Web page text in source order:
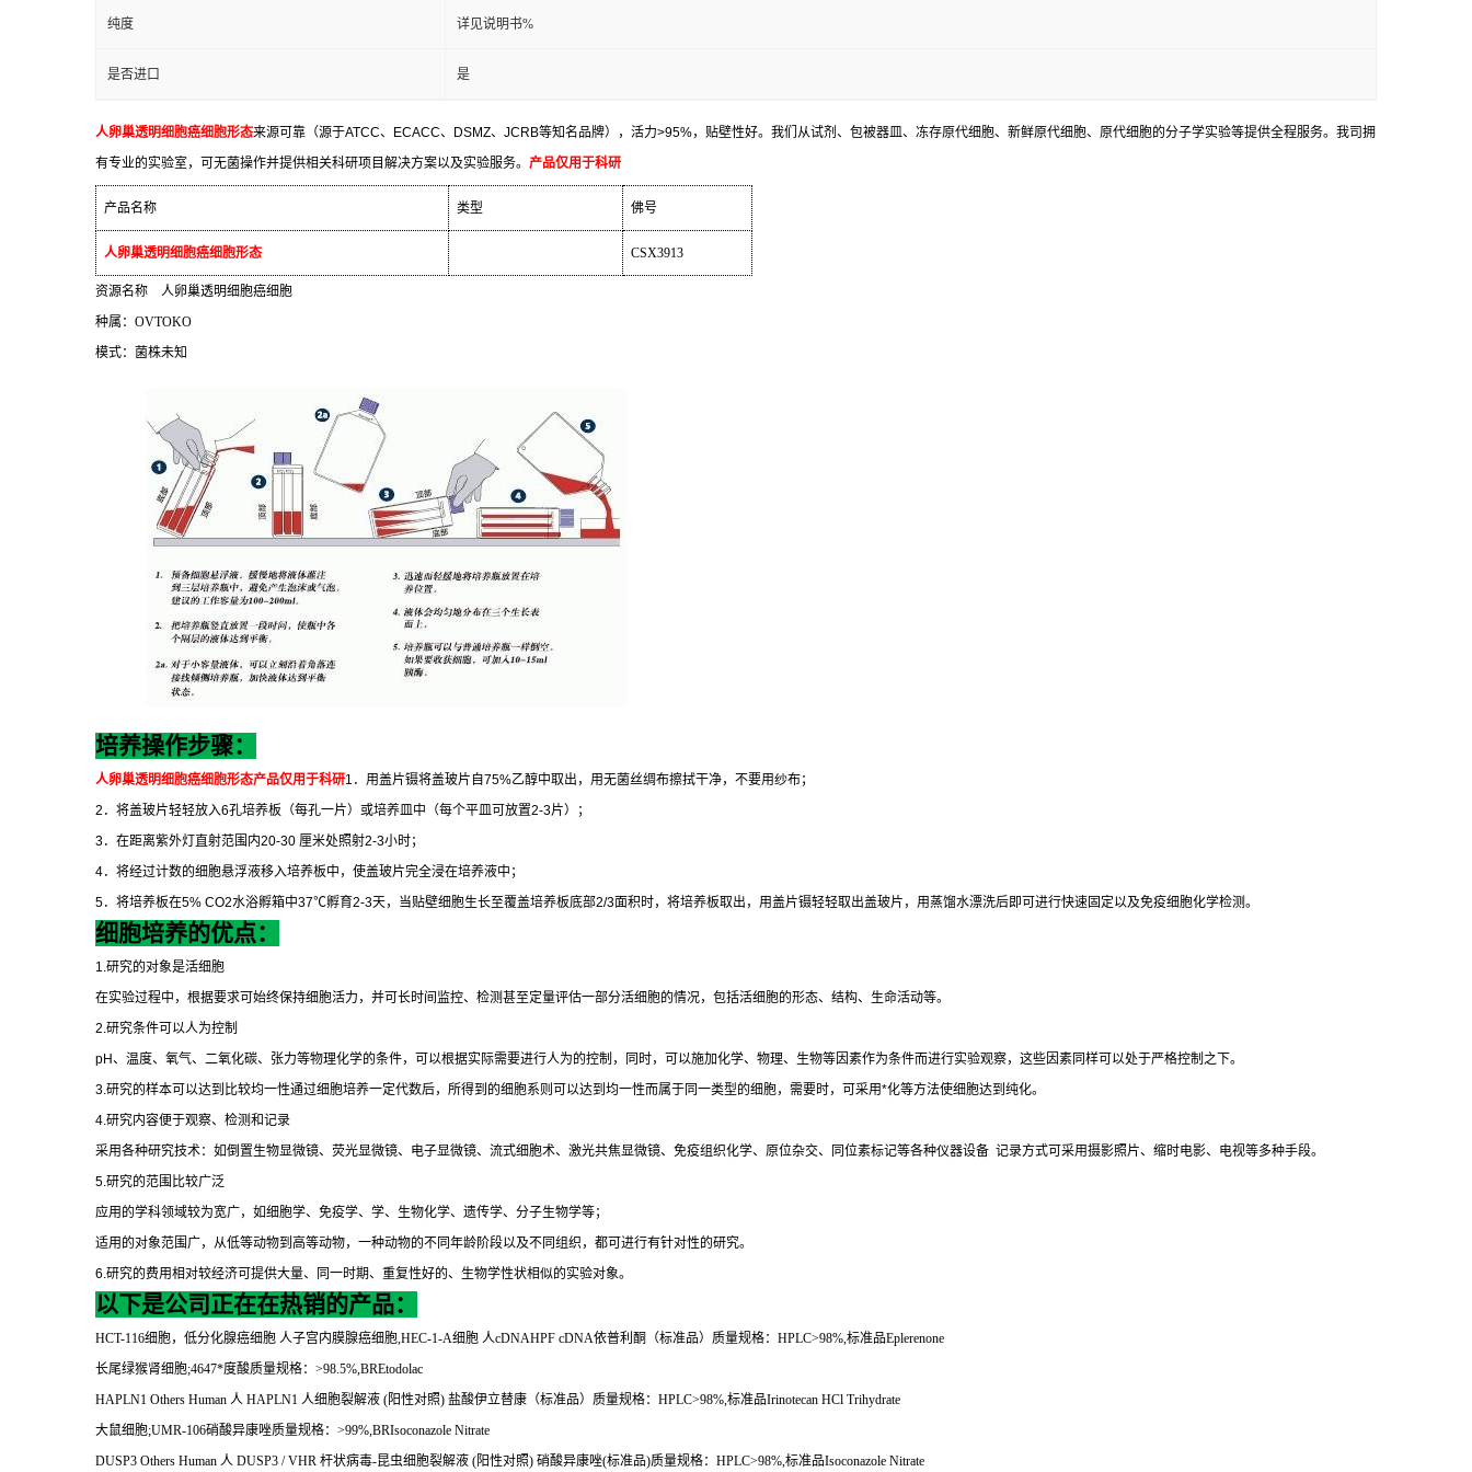
纯度 详见说明书%
是否进口 是
人卵巢透明细胞癌细胞形态来源可靠（源于ATCC、 ECACC、 DSMZ、 JCRB等知名品牌），活力>95%，贴壁性好。我们从试剂、包被器皿、冻存原代细胞、新鲜原代细胞、原代细胞的分子学实验等提供全程服务。我司拥
有专业的实验室，可无菌操作并提供相关科研项目解决方案以及实验服务。 产品仅用于科研
产品名称 类型 佛号
人卵巢透明细胞癌细胞形态 CSX3913
资源名称 人卵巢透明细胞癌细胞
种属： OVTOKO
模式：菌株未知
培养操作步骤：
人卵巢透明细胞癌细胞形态产品仅用于科研1 ．用盖片镊将盖玻片自75%乙醇中取出，用无菌丝绸布擦拭干净，不要用纱布；
2 ．将盖玻片轻轻放入6孔培养板（每孔一片）或培养皿中（每个平皿可放置2-3片）；
3．在距离紫外灯直射范围内20-30 厘米处照射2-3小时；
4．将经过计数的细胞悬浮液移入培养板中，使盖玻片完全浸在培养液中；
5．将培养板在5% CO2水浴孵箱中37℃孵育2-3天，当贴壁细胞生长至覆盖培养板底部2/3面积时，将培养板取出，用盖片镊轻轻取出盖玻片，用蒸馏水漂洗后即可进行快速固定以及免疫细胞化学检测。
细胞培养的优点：
1. 研究的对象是活细胞
在实验过程中，根据要求可始终保持细胞活力，并可长时间监控、检测甚至定量评估一部分活细胞的情况，包括活细胞的形态、结构、生命活动等。
2. 研究条件可以人为控制
pH、温度、氧气、二氧化碳、张力等物理化学的条件，可以根据实际需要进行人为的控制，同时，可以施加化学、物理、生物等因素作为条件而进行实验观察，这些因素同样可以处于严格控制之下。
3. 研究的样本可以达到比较均一性通过细胞培养一定代数后，所得到的细胞系则可以达到均一性而属于同一类型的细胞，需要时，可采用*化等方法使细胞达到纯化。
4. 研究内容便于观察、检测和记录
采用各种研究技术：如倒置生物显微镜、荧光显微镜、电子显微镜、流式细胞术、激光共焦显微镜、免疫组织化学、原位杂交、同位素标记等各种仪器设备 记录方式可采用摄影照片、缩时电影、电视等多种手段。
5. 研究的范围比较广泛
应用的学科领域较为宽广，如细胞学、免疫学、学、生物化学、遗传学、分子生物学等；
适用的对象范围广，从低等动物到高等动物，一种动物的不同年龄阶段以及不同组织，都可进行有针对性的研究。
6. 研究的费用相对较经济可提供大量、同一时期、重复性好的、生物学性状相似的实验对象。
以下是公司正在在热销的产品：
HCT-116细胞，低分化腺癌细胞 人子宫内膜腺癌细胞 ,HEC-1-A细胞 人cDNAHPF cDNA依普利酮（标准品）质量规格： HPLC>98%, 标准品Eplerenone
长尾绿猴肾细胞;4647*度酸质量规格： >98.5%,BREtodolac
HAPLN1 Others Human 人 HAPLN1 人细胞裂解液 (阳性对照) 盐酸伊立替康（标准品）质量规格： HPLC>98%, 标准品Irinotecan HCl Trihydrate
大鼠细胞;UMR-106硝酸异康唑质量规格： >99%,BRIsoconazole Nitrate
DUSP3 Others Human 人 DUSP3 / VHR 杆状病毒-昆虫细胞裂解液 (阳性对照) 硝酸异康唑(标准品)质量规格： HPLC>98%, 标准品Isoconazole Nitrate